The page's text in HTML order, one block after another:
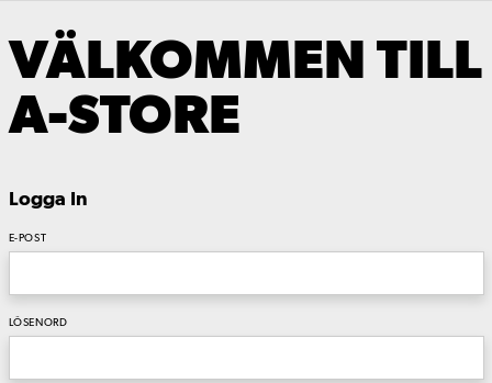
VÄLKOMMEN TILL
A-STORE
Logga In
E-POST
LÖSENORD